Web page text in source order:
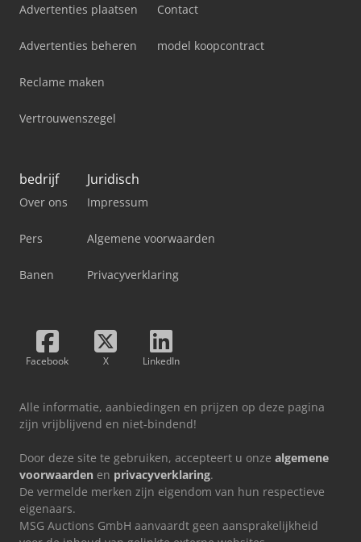
Advertenties plaatsen
Advertenties beheren
Reclame maken
Vertrouwenszegel
Contact
model koopcontract
bedrijf
Over ons
Pers
Banen
Juridisch
Impressum
Algemene voorwaarden
Privacyverklaring
Facebook X LinkedIn
Alle informatie, aanbiedingen en prijzen op deze pagina
zijn vrijblijvend en niet-bindend!
Door deze site te gebruiken, accepteert u onze algemene
voorwaarden en privacyverklaring.
De vermelde merken zijn eigendom van hun respectieve
eigenaars.
MSG Auctions GmbH aanvaardt geen aansprakelijkheid